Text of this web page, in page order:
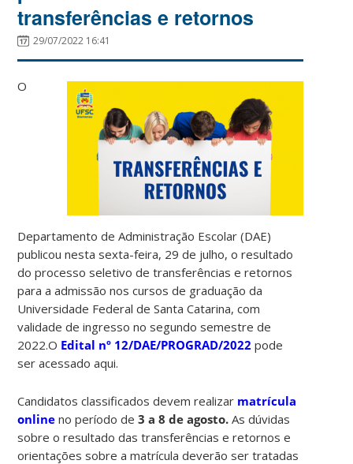
transferências e retornos
29/07/2022 16:41
O
Departamento de Administração Escolar (DAE)
publicou nesta sexta-feira, 29 de julho, o resultado
do processo seletivo de transferências e retornos
para a admissão nos cursos de graduação da
Universidade Federal de Santa Catarina, com
validade de ingresso no segundo semestre de
2022.O Edital nº 12/DAE/PROGRAD/2022 pode
ser acessado aqui.
Candidatos classificados devem realizar matrícula
online no período de3 a 8 de agosto.As dúvidas
sobre o resultado das transferências e retornos e
orientações sobre a matrícula deverão ser tratadas